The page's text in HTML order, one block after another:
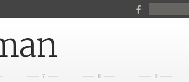
7 8 9